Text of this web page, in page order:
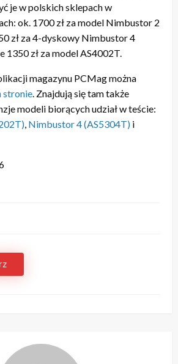
je w polskich sklepach w
ok. 1700 zł za model Nimbustor 2
zł za 4-dyskowy Nimbustor 4
1350 zł za model AS4002T.
magazynu PCMag można
stronie. Znajdują się tam także
modeli biorących udział w teście:
, Nimbustor 4 (AS5304T) i